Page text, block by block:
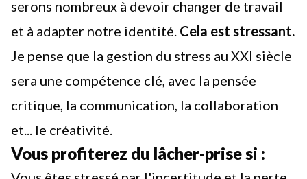
serons nombreux à devoir changer de travail
et à adapter notre identité. Cela est stressant.
Je pense que la gestion du stress au XXI siècle
sera une compétence clé, avec la pensée
critique, la communication, la collaboration
et... le créativité.
Vous profiterez du lâcher-prise si :